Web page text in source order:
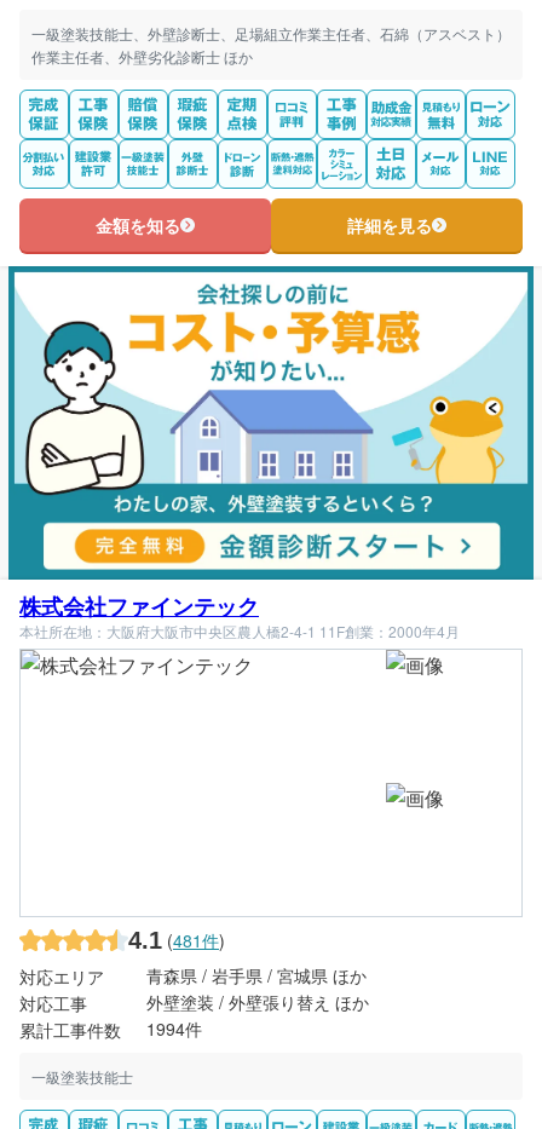
一級塗装技能士、外壁診断士、足場組立作業主任者、石綿（アスベスト）
作業主任者、外壁劣化診断士 ほか
金額を知る 詳細を見る
株式会社ファインテック
本社所在地：大阪府大阪市中央区農人橋2-4-1 11F創業：2000年4月
4.1 (481件)
対応エリア
青森県 / 岩手県 / 宮城県 ほか
対応工事
外壁塗装 / 外壁張り替え ほか
累計工事件数
1994件
一級塗装技能士